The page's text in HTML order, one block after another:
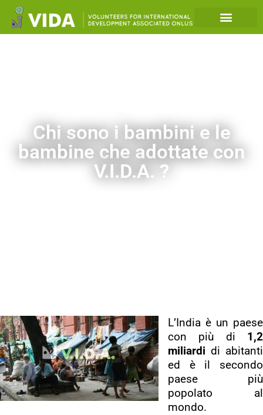
Chi sono i bambini e le
bambine che adottate con
V.I.D.A. ?
L’India è un paese
con più di 1,2
miliardi di abitanti
ed è il secondo
paese più
popolato al
mondo.